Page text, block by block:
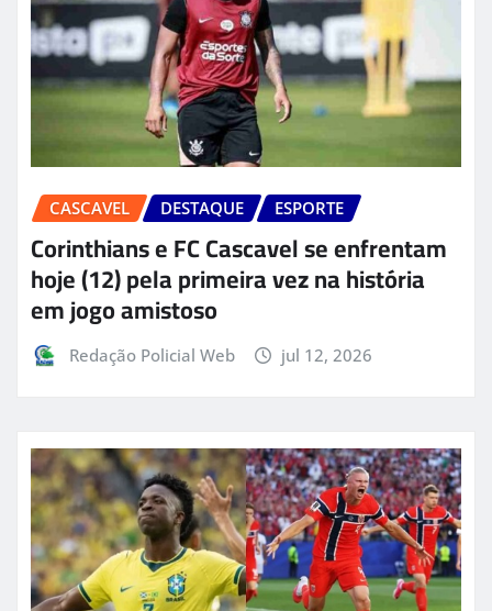
CASCAVEL DESTAQUE ESPORTE
Corinthians e FC Cascavel se enfrentam
hoje (12) pela primeira vez na história
em jogo amistoso
Redação Policial Web jul 12, 2026